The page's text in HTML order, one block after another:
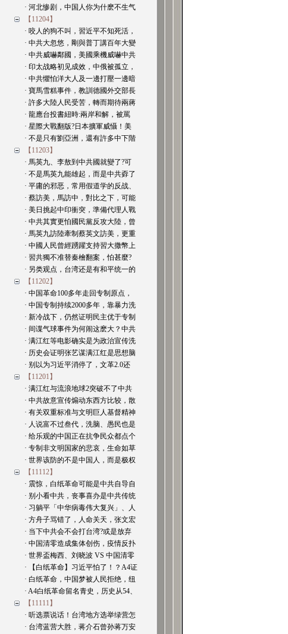
· 河北惨剧，中国人你为什麽不生气
【11204】
· 咬人的狗不叫，習近平不知死活，
· 中共大忽悠，剛與普丁講百年大變
· 中共威嚇鄰國，美國乘機威嚇中共
· 印太战略初见成效，中俄被孤立，
· 中共懼怕洋大人及一邊打壓一邊暗
· 寶馬雪糕事件，教訓德國外交部長
· 許多大陸人民受苦，轉而期待兩蔣
· 龍應台投書紐時:兩岸和解，被罵
· 星際大戰翻版?日本擴軍威懾！美
· 不是只有劉亞洲，還有許多中下階
【11203】
· 馬英九、李敖到中共國就變了?可
· 不是馬英九能雄起，而是中共孬了
· 平庸的邪恶，常用假道学的反战、
· 蔡訪美，馬訪中，對比之下，可能
· 美日挑起中印衝突，準備代理人戰
· 中共其實更怕國民黨反攻大陸，曾
· 馬英九訪陸牽制蔡英文訪美，更重
· 中國人民曾經踴躍支持習大撒幣上
· 習共獨不准替秦檜翻案，怕甚麼?
· 另类观点，台湾还是有和平统一的
【11202】
· 中国革命100多年走回专制原点，
· 中国专制持续2000多年，靠暴力洗
· 新冷战下，仍然证明民主优于专制
· 间谍气球事件为何闹这麽大？中共
· 满江红等电影确实是为政治宣传洗
· 历史会证明张艺谋满江红是思想脑
· 别以为习近平消停了，文革2.0还
【11201】
· 满江红与流浪地球2突破不了中共
· 中共故意宣传煽动东西方比较，散
· 有关双重标准与文明巨人基督精神
· 人说富不过叁代，洗脑、愚民也是
· 给乐观的中国正在抗争民众都点个
· 专制非文明国家的悲哀，生命如草
· 世界该防的不是中国人，而是极权
【11112】
· 震惊，白纸革命可能是中共自导自
· 别小看中共，丧事喜办是中共传统
· 习躺平「中华病毒伟大复兴」、人
· 方舟子骂错了，人命关天，张文宏
· 当下中共会不会打台湾?或是放弃
· 中国清零造成集体创伤，疫情反扑
· 世界盃梅西、刘晓波 VS 中国清零
· 【白纸革命】习近平怕了！？A4证
· 白纸革命，中国梦被人民拒绝，纽
· A4白纸革命留名青史，历史从54、
【11111】
· 听选票说话！台湾地方选举绿营怎
· 台湾蓝营大胜，蒋介石曾孙蒋万安